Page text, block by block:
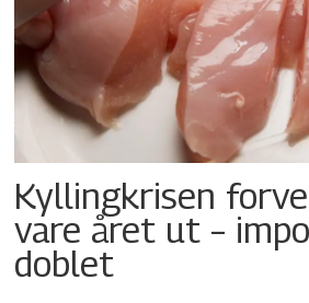
Kyllingkrisen
vare året ut –
doblet